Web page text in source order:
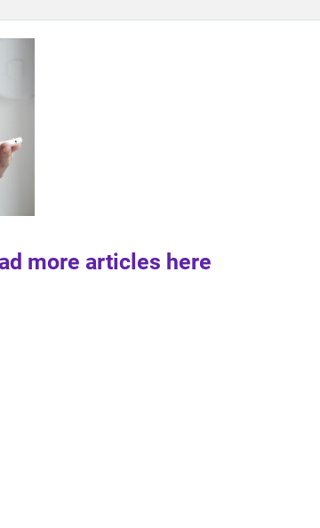
more articles here